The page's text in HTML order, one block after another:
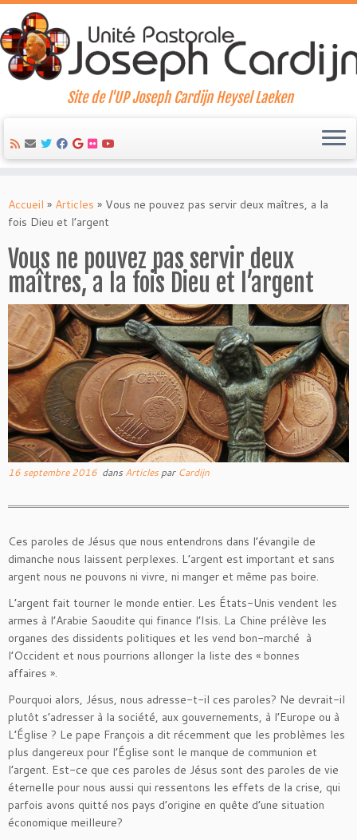
to
content
Site de l'UP Joseph Cardijn Heysel Laeken
Accueil » Articles » Vous ne pouvez pas servir deux maîtres, a la
fois Dieu et l’argent
Vous ne pouvez pas servir deux
maîtres, a la fois Dieu et l’argent
16 septembre 2016 dans Articles par Cardijn
Ces paroles de Jésus que nous entendrons dans l’évangile de
dimanche nous laissent perplexes. L’argent est important et sans
argent nous ne pouvons ni vivre, ni manger et même pas boire.
L’argent fait tourner le monde entier. Les États-Unis vendent les
armes à l’Arabie Saoudite qui finance l’Isis. La Chine prélève les
organes des dissidents politiques et les vend bon-marché à
l’Occident et nous pourrions allonger la liste des « bonnes
affaires ».
Pourquoi alors, Jésus, nous adresse-t-il ces paroles? Ne devrait-il
plutôt s’adresser à la société, aux gouvernements, à l’Europe ou à
L’Église ? Le pape François a dit récemment que les problèmes les
plus dangereux pour l’Église sont le manque de communion et
l’argent. Est-ce que ces paroles de Jésus sont des paroles de vie
éternelle pour nous aussi qui ressentons les effets de la crise, qui
parfois avons quitté nos pays d’origine en quête d’une situation
économique meilleure?